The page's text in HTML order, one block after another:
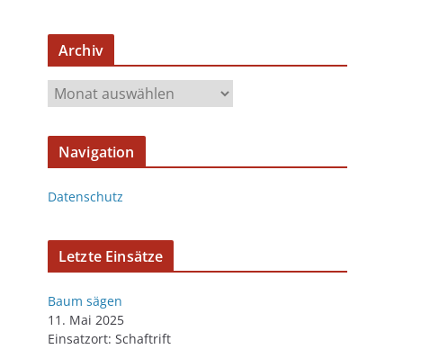
Archiv
Navigation
Datenschutz
Letzte Einsätze
Baum sägen
11. Mai 2025
Einsatzort: Schaftrift